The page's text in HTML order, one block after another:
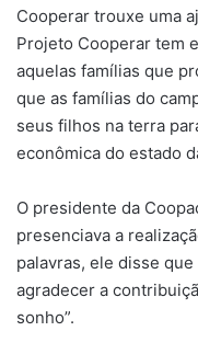
Cooperar trouxe uma
Projeto Cooperar tem
aquelas famílias que
que as famílias do
seus filhos na terra
econômica do estado
O presidente da
presenciava a
palavras, ele disse
agradecer a
sonho”.